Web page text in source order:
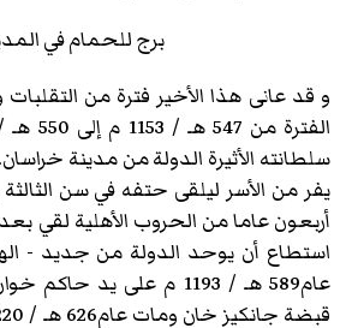
برج للحمام في
و قد عانى هذا الأخير فترة من التقلبات
سلطانته الأثيرة الدولة من مدينة
يفر من الأسر ليلقى حتفه في سن
أربعون عاما من الحروب الأهلية لقي
استطاع أن يوحد الدولة من جديد -
عام589 هـ / 1193 م على يد